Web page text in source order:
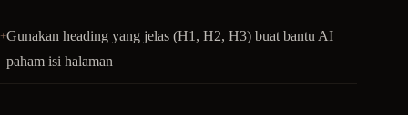
Gunakan heading yang jelas (H1, H2, H3) buat bantu AI
paham isi halaman